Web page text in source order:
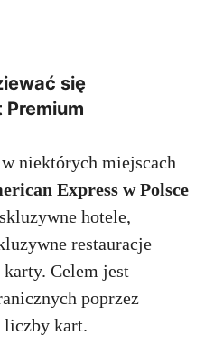
się
niektórych miejscach
Express w Polsce
hotele,
restauracje
Celem jest
poprzez
liczby kart.